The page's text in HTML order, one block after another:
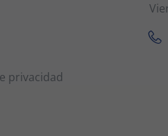
privacidad